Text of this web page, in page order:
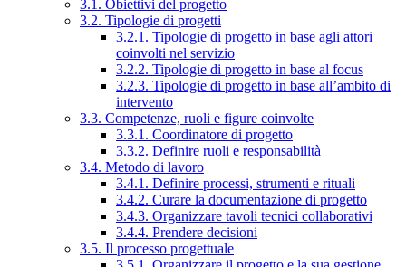
3.1. Obiettivi del progetto
3.2. Tipologie di progetti
3.2.1. Tipologie di progetto in base agli attori
coinvolti nel servizio
3.2.2. Tipologie di progetto in base al focus
3.2.3. Tipologie di progetto in base all’ambito di
intervento
3.3. Competenze, ruoli e figure coinvolte
3.3.1. Coordinatore di progetto
3.3.2. Definire ruoli e responsabilità
3.4. Metodo di lavoro
3.4.1. Definire processi, strumenti e rituali
3.4.2. Curare la documentazione di progetto
3.4.3. Organizzare tavoli tecnici collaborativi
3.4.4. Prendere decisioni
3.5. Il processo progettuale